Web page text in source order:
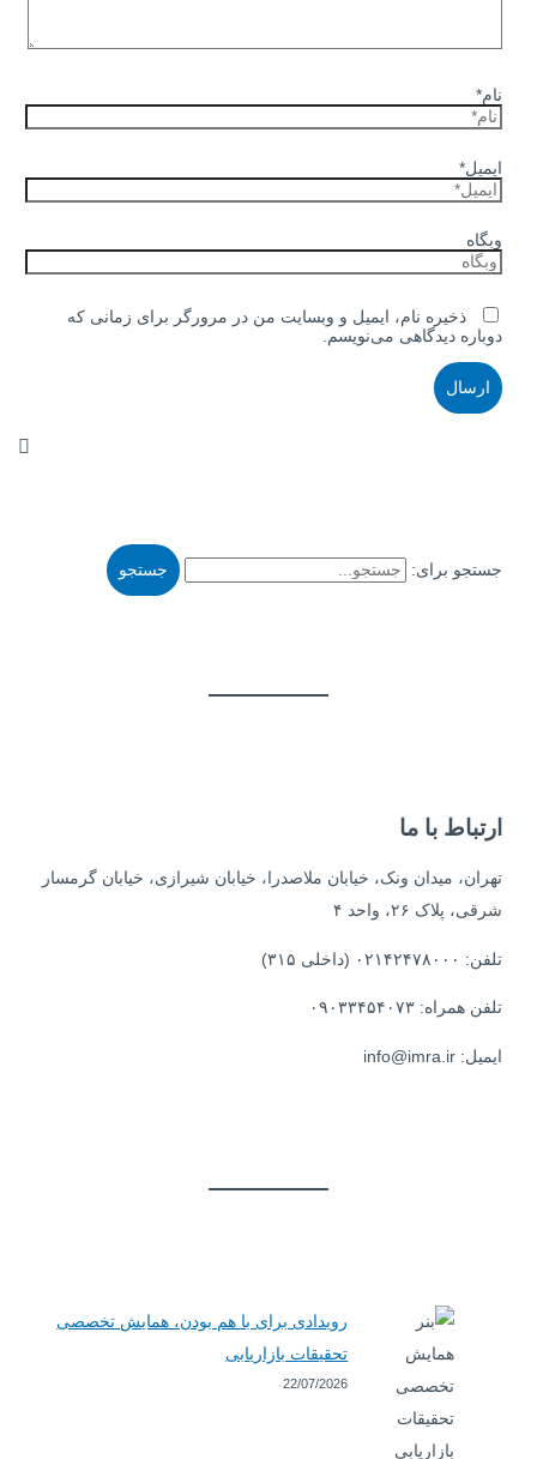
نام*
ایمیل*
وبگاه
ذخیره نام، ایمیل و وبسایت من در مرورگر برای زمانی که
دوباره دیدگاهی می‌نویسم.
جستجو برای:
ارتباط با ما
تهران، میدان ونک، خیابان ملاصدرا، خیابان شیرازی، خیابان گرمسار
شرقی، پلاک ۲۶، واحد ۴
تلفن: ۰۲۱۴۲۴۷۸۰۰۰ (داخلی ۳۱۵)
تلفن همراه: ۰۹۰۳۳۴۵۴۰۷۳
ایمیل: info@imra.ir
رویدادی برای با هم بودن، همایش تخصصی
تحقیقات بازاریابی
22/07/2026